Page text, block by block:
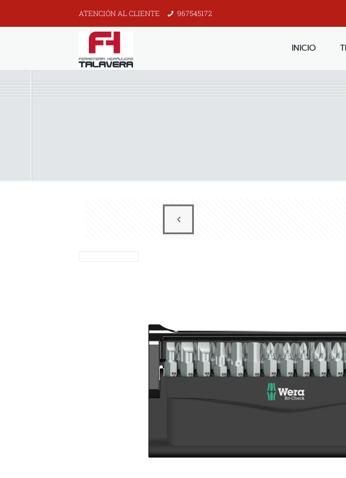
ATENCIÓN AL CLIENTE 967545172
INICIO